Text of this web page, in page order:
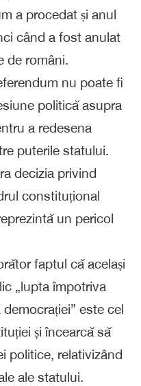
a procedat și anul
când a fost anulat
de români.
nu poate fi
politică asupra
a redesena
puterile statului.
decizia privind
constituțional
un pericol
faptul că același
„lupta împotriva
este cel
și încearcă să
politice, relativizând
ale statului.